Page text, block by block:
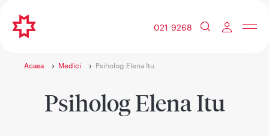
021 9268
Acasa Medici Psiholog Elena Itu
Psiholog Elena Itu